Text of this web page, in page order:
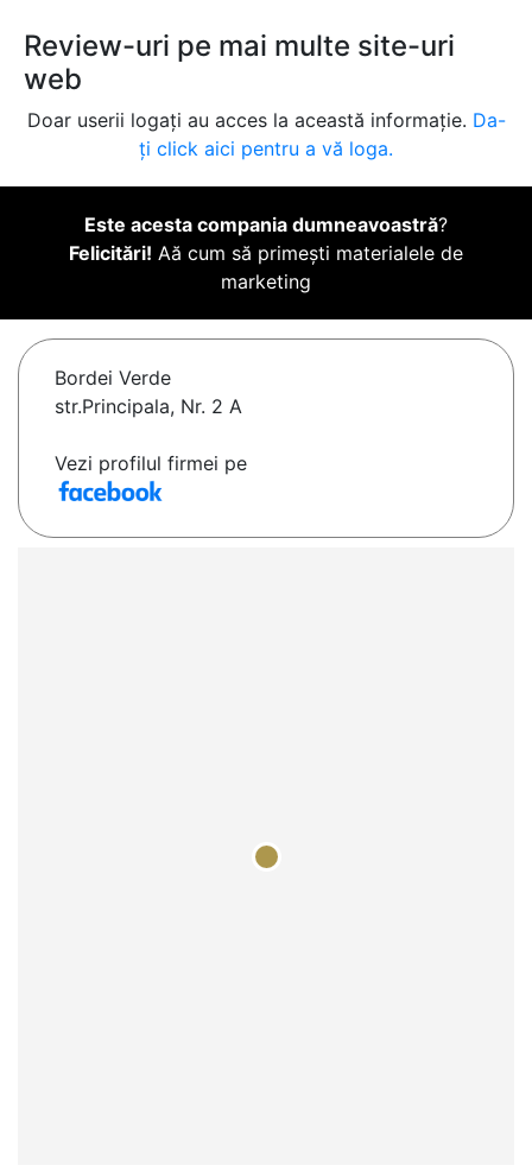
Review-uri pe mai multe site-uri
web
Doar userii logați au acces la această informație. Da-
ți click aici pentru a vă loga.
Este acesta compania dumneavoastră?
Felicitări! Aă cum să primești materialele de
marketing
Bordei Verde
str.Principala, Nr. 2 A
Vezi profilul firmei pe